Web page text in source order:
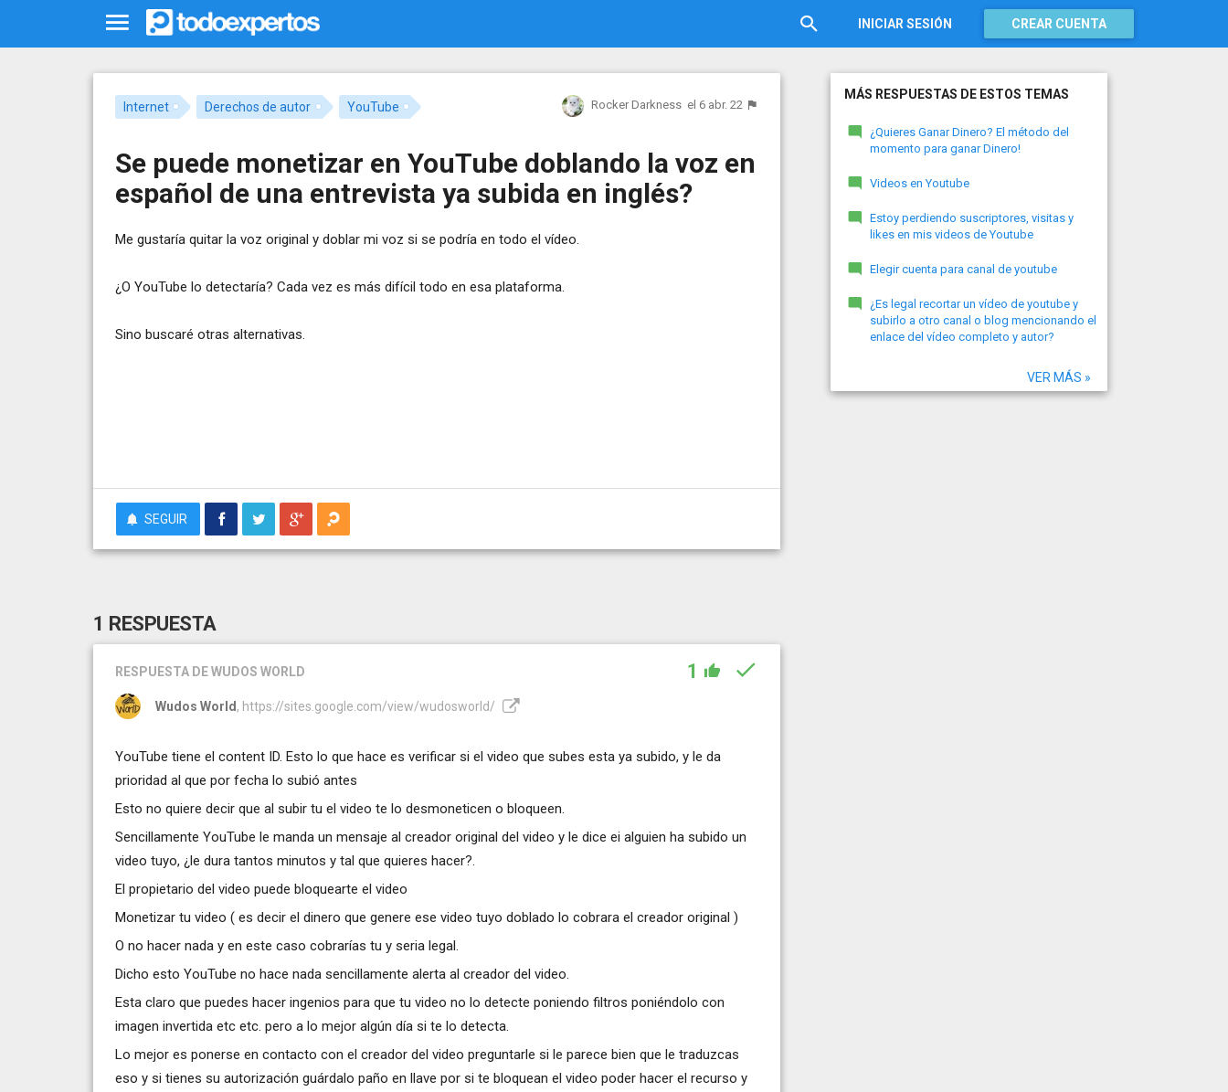
INICIAR SESIÓN CREAR CUENTA
Internet Derechos de autor YouTube Rocker Darkness el 6 abr. 22
Se puede monetizar en YouTube doblando la voz en
español de una entrevista ya subida en inglés?
Me gustaría quitar la voz original y doblar mi voz si se podría en todo el vídeo.
¿O YouTube lo detectaría? Cada vez es más difícil todo en esa plataforma.
Sino buscaré otras alternativas.
SEGUIR
1 RESPUESTA
RESPUESTA DE WUDOS WORLD 1
Wudos World , https://sites.google.com/view/wudosworld/
YouTube tiene el content ID. Esto lo que hace es verificar si el video que subes esta ya subido, y le da
prioridad al que por fecha lo subió antes
Esto no quiere decir que al subir tu el video te lo desmoneticen o bloqueen.
Sencillamente YouTube le manda un mensaje al creador original del video y le dice ei alguien ha subido un
video tuyo, ¿le dura tantos minutos y tal que quieres hacer?.
El propietario del video puede bloquearte el video
Monetizar tu video ( es decir el dinero que genere ese video tuyo doblado lo cobrara el creador original )
O no hacer nada y en este caso cobrarías tu y seria legal.
Dicho esto YouTube no hace nada sencillamente alerta al creador del video.
Esta claro que puedes hacer ingenios para que tu video no lo detecte poniendo filtros poniéndolo con
imagen invertida etc etc. pero a lo mejor algún día si te lo detecta.
Lo mejor es ponerse en contacto con el creador del video preguntarle si le parece bien que le traduzcas
eso y si tienes su autorización guárdalo paño en llave por si te bloquean el video poder hacer el recurso y
MÁS RESPUESTAS DE ESTOS TEMAS
¿Quieres Ganar Dinero? El método del
momento para ganar Dinero!
Videos en Youtube
Estoy perdiendo suscriptores, visitas y
likes en mis videos de Youtube
Elegir cuenta para canal de youtube
¿Es legal recortar un vídeo de youtube y
subirlo a otro canal o blog mencionando el
enlace del vídeo completo y autor?
VER MÁS »